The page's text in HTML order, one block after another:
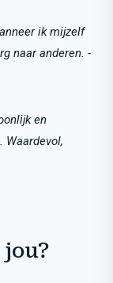
ik mijzelf
naar anderen. -
en
Waardevol,